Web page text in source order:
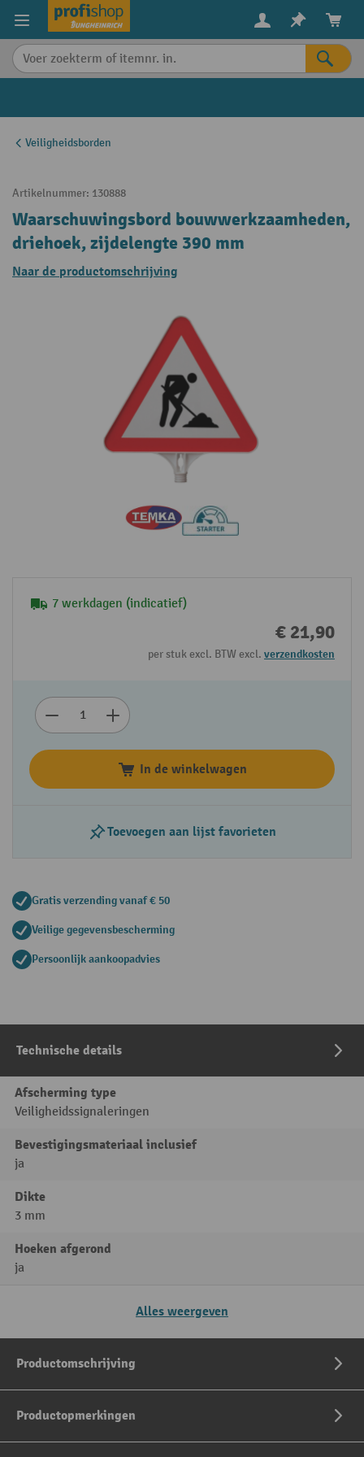
content
Veiligheidsborden
Artikelnummer: 130888
Waarschuwingsbord bouwwerkzaamheden,
driehoek, zijdelengte 390 mm
Naar de productomschrijving
7 werkdagen (indicatief)
€ 21,90
per stuk excl. BTW excl. verzendkosten
In de winkelwagen
Toevoegen aan lijst favorieten
Gratis verzending vanaf € 50
Veilige gegevensbescherming
Persoonlijk aankoopadvies
Technische details
Afscherming type
Veiligheidssignaleringen
Bevestigingsmateriaal inclusief
ja
Dikte
3 mm
Hoeken afgerond
ja
Alles weergeven
Productomschrijving
Productopmerkingen